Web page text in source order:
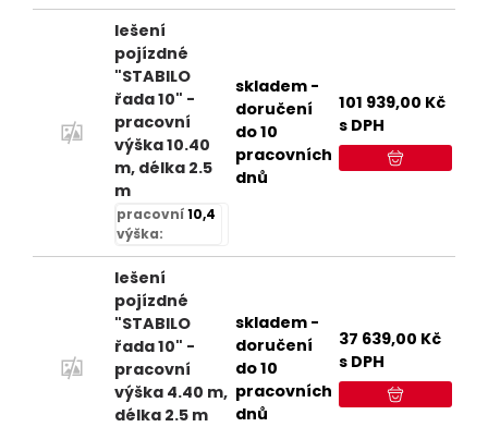
lešení
pojízdné
"STABILO
řada 10" -
pracovní
výška 10.40
m, délka 2.5
m
pracovní
výška:
10,4
skladem -
doručení
do 10
pracovních
dnů
101 939,00 Kč
s DPH
lešení
pojízdné
"STABILO
řada 10" -
pracovní
výška 4.40 m,
délka 2.5 m
skladem -
doručení
do 10
pracovních
dnů
37 639,00 Kč
s DPH